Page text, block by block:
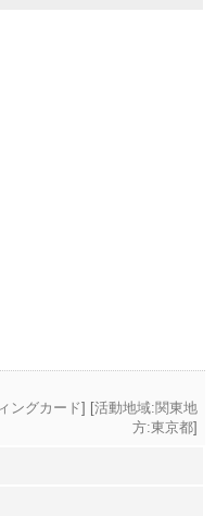
ングカード] [活動地域:関東地
方:東京都]